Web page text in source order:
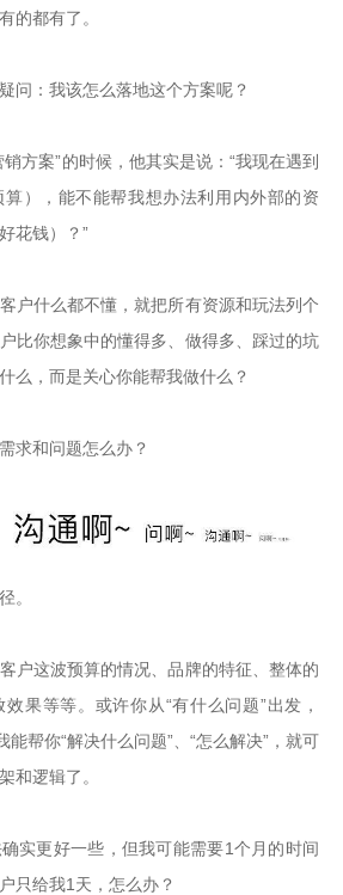
的都有了。
问：我该怎么落地这个方案呢？
方案”的时候，他其实是说：“我现在遇到
），能不能帮我想办法利用内外部的资
花钱）？”
户什么都不懂，就把所有资源和玩法列个
比你想象中的懂得多、做得多、踩过的坑
么，而是关心你能帮我做什么？
求和问题怎么办？
。
户这波预算的情况、品牌的特征、整体的
果等等。或许你从“有什么问题”出发，
能帮你“解决什么问题”、“怎么解决”，就可
和逻辑了。
实更好一些，但我可能需要1个月的时间
只给我1天，怎么办？